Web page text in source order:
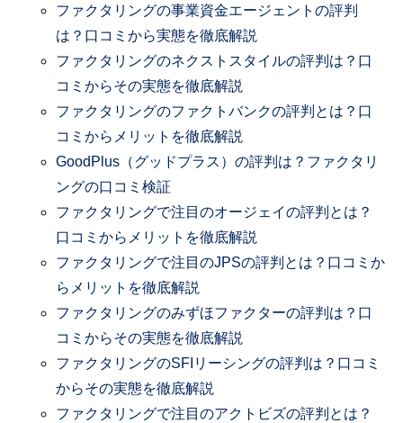
ファクタリングの事業資金エージェントの評判
は？口コミから実態を徹底解説
ファクタリングのネクストスタイルの評判は？口
コミからその実態を徹底解説
ファクタリングのファクトバンクの評判とは？口
コミからメリットを徹底解説
GoodPlus（グッドプラス）の評判は？ファクタリ
ングの口コミ検証
ファクタリングで注目のオージェイの評判とは？
口コミからメリットを徹底解説
ファクタリングで注目のJPSの評判とは？口コミか
らメリットを徹底解説
ファクタリングのみずほファクターの評判は？口
コミからその実態を徹底解説
ファクタリングのSFIリーシングの評判は？口コミ
からその実態を徹底解説
ファクタリングで注目のアクトビズの評判とは？